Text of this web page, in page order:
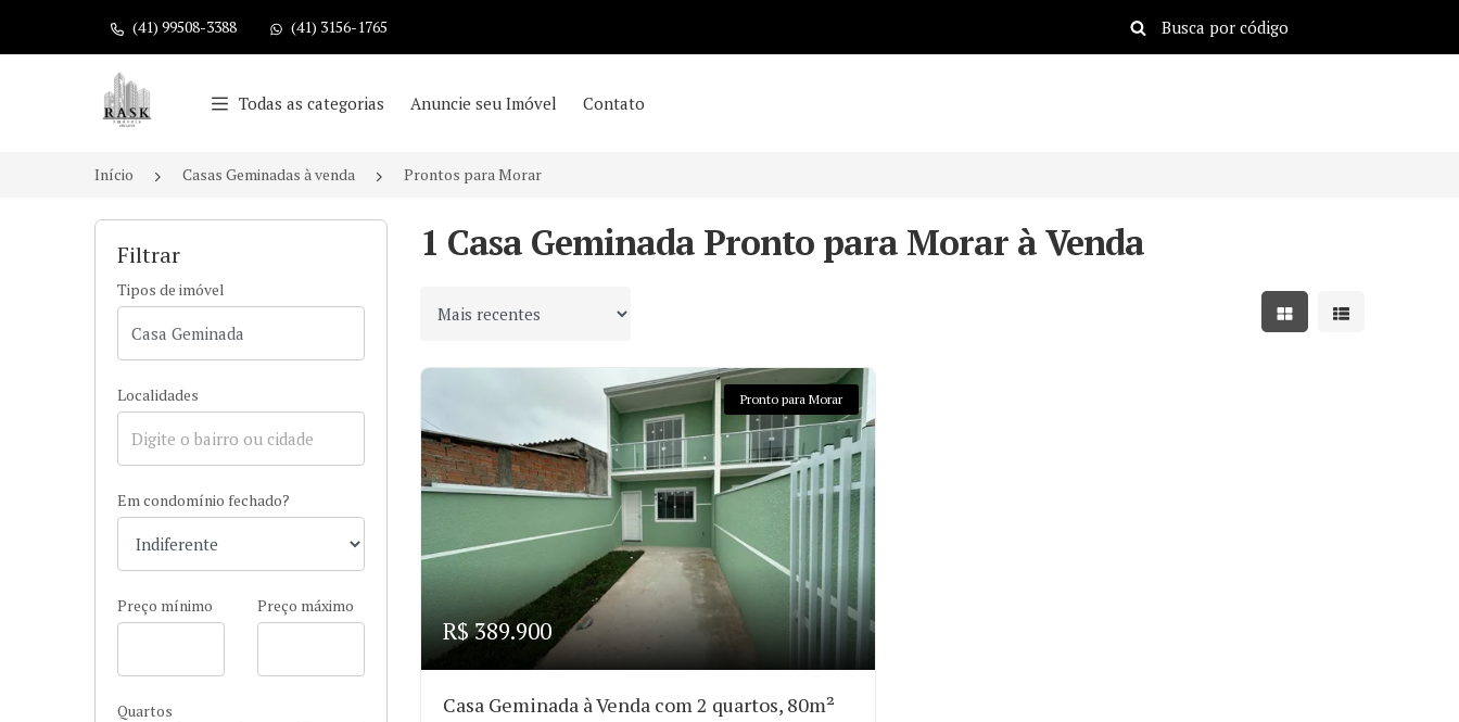
(41) 99508-3388 (41) 3156-1765
Página inicial
Todas as categorias Anuncie seu Imóvel Contato
Início Casas Geminadas à venda Prontos para Morar
Filtrar
Tipos de imóvel
Localidades
Em condomínio fechado?
Preço mínimo Preço máximo
Quartos
1 Casa Geminada Pronto para Morar à Venda
Ordenar por Mostrar resultados em
Mostrar
Pronto para Morar
R$ 389.900
Casa Geminada à Venda com 2 quartos, 80m²